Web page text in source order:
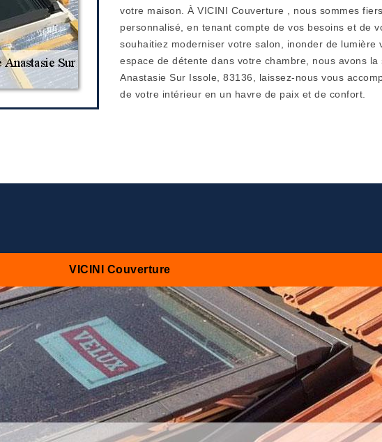
votre maison. À VICINI Couverture , nous sommes
personnalisé, en tenant compte de vos besoins et de
souhaitiez moderniser votre salon, inonder de lumière
espace de détente dans votre chambre, nous avons la
Anastasie Sur Issole, 83136, laissez-nous vous
de votre intérieur en un havre de paix et de confort.
VICINI Couverture